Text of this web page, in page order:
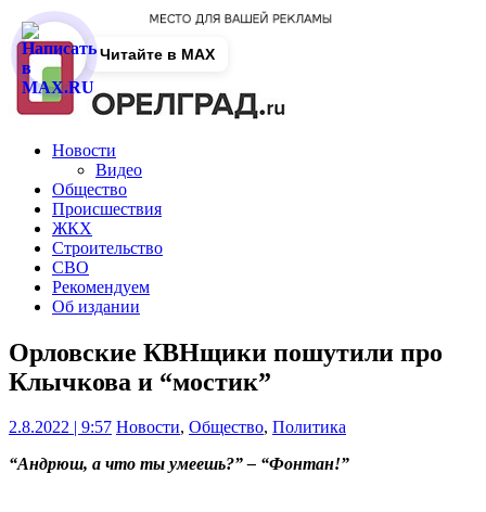
Новости
Видео
Общество
Происшествия
ЖКХ
Строительство
СВО
Рекомендуем
Об издании
Орловские КВНщики пошутили про
Клычкова и “мостик”
2.8.2022 | 9:57 Новости, Общество, Политика
“Андрюш, а что ты умеешь?” – “Фонтан!”
Читайте в MAX